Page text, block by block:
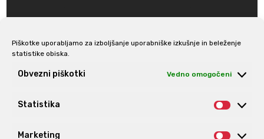
Piškotke uporabljamo za izboljšanje uporabniške izkušnje in beleženje
statistike obiska.
Obvezni piškotki Vedno omogočeni
Statistika
Marketing